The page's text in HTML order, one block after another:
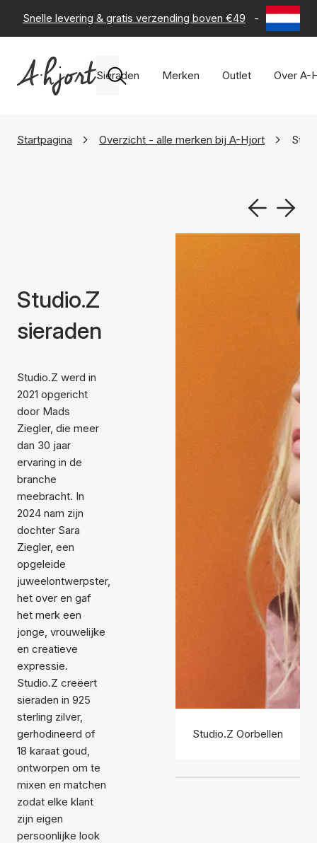
Snelle levering & gratis verzending boven €49 - 60 dagen
Sieraden Merken Outlet Over A-
Startpagina Overzicht - alle merken bij A-Hjort
Studio.Z
sieraden
Studio.Z werd in
2021 opgericht
door Mads
Ziegler, die meer
dan 30 jaar
ervaring in de
branche
meebracht. In
2024 nam zijn
dochter Sara
Ziegler, een
opgeleide
juweelontwerpster,
het over en gaf
het merk een
jonge, vrouwelijke
en creatieve
expressie.
Studio.Z creëert
sieraden in 925
sterling zilver,
gerhodineerd of
18 karaat goud,
ontworpen om te
mixen en matchen
zodat elke klant
zijn eigen
persoonlijke look
Studio.Z Oorbellen